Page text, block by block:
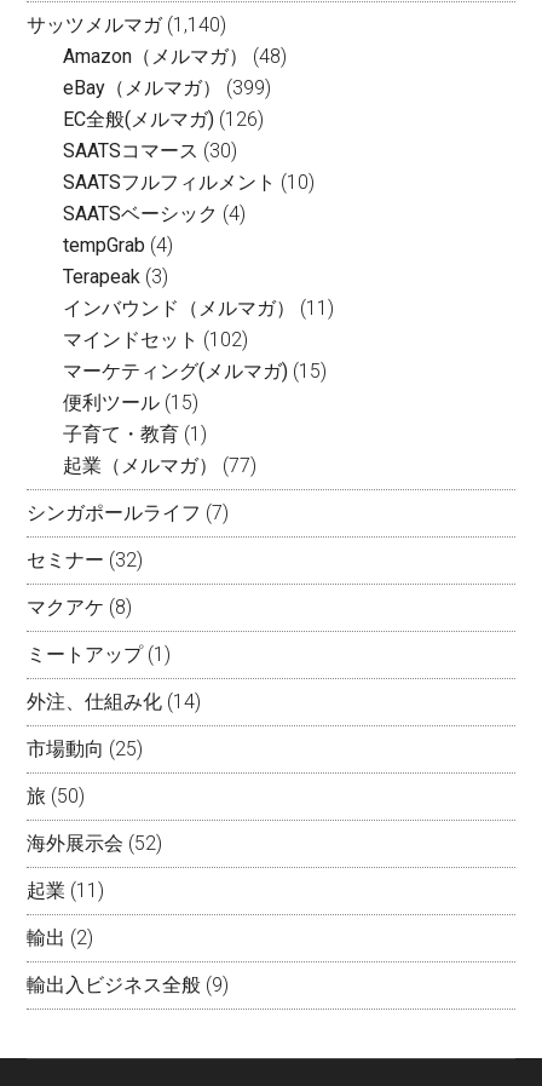
サッツメルマガ(1,140)
Amazon（メルマガ）
(48)
eBay（メルマガ）
(399)
EC全般(メルマガ) (126)
SAATSコマース (30)
SAATSフルフィルメント (10)
SAATSベーシック (4)
tempGrab (4)
Terapeak (3)
インバウンド（メルマガ）
(11)
マインドセット (102)
マーケティング(メルマガ) (15)
便利ツール (15)
子育て・教育 (1)
起業（メルマガ）
(77)
シンガポールライフ (7)
セミナー (32)
マクアケ (8)
ミートアップ(1)
外注、仕組み化 (14)
市場動向 (25)
旅 (50)
海外展示会 (52)
起業 (11)
輸出 (2)
輸出入ビジネス全般 (9)